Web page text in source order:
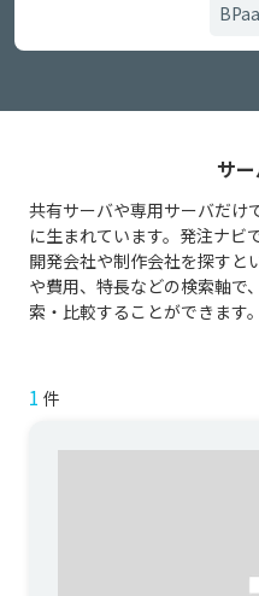
サ
共有サーバや専用サーバだけ
に生まれています。発注ナビ
開発会社や制作会社を探すと
や費用、特長などの検索軸で
索・比較することができます。
1 件